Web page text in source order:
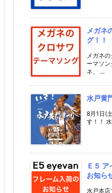
メガネ
グ！！
メガネ
ーマソ
ネ、 ...
水戸黄
8月1日(
す！！
Ｅ５
お知ら
水戸本店